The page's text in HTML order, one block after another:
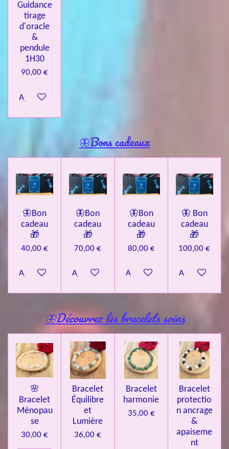
Guidance
tirage
d'oracle
&
pendule
1H30
90,00 €
Ajouter au panier
🦋Bons cadeaux
🦋Bon
cadeau
🎁
40,00 €
Ajouter au panier
🦋Bon
cadeau
🎁
70,00 €
Ajouter au panier
🦋Bon
cadeau
🎁
80,00 €
Ajouter au panier
🦋 Bon
cadeau
🎁
100,00 €
Ajouter au
🦋Découvrez les bracelets soins
🌸
Bracelet
Ménopau
se
30,00 €
Bracelet
Équilibre
et
Lumière
36,00 €
Bracelet
harmonie
35,00 €
Bracelet
protectio
n ancrage
&
apaiseme
nt